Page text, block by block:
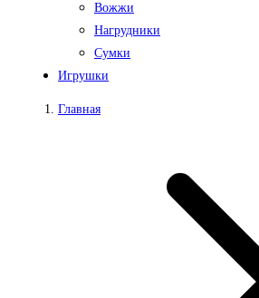
Вожжи
Нагрудники
Сумки
Игрушки
Главная